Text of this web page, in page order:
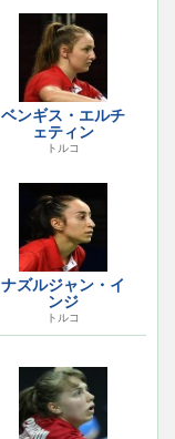
ベンギス・エルチ
ェティン
トルコ
ナズルジャン・イ
ンジ
トルコ